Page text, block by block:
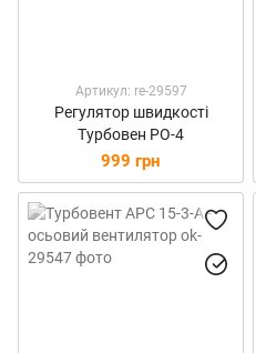
Артикул: re-29597
Регулятор швидкості
Турбовен РО-4
999 грн